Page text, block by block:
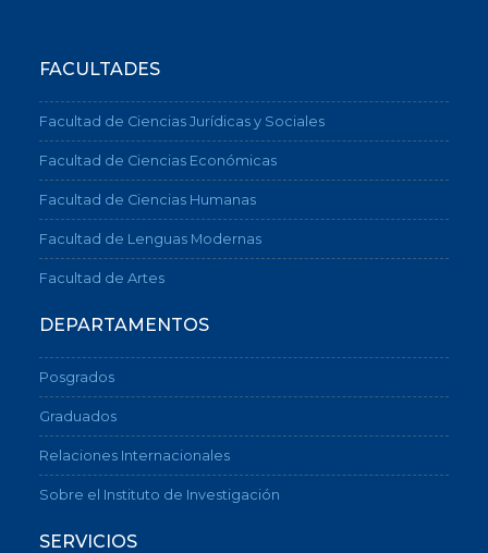
FACULTADES
Facultad de Ciencias Jurídicas y Sociales
Facultad de Ciencias Económicas
Facultad de Ciencias Humanas
Facultad de Lenguas Modernas
Facultad de Artes
DEPARTAMENTOS
Posgrados
Graduados
Relaciones Internacionales
Sobre el Instituto de Investigación
SERVICIOS